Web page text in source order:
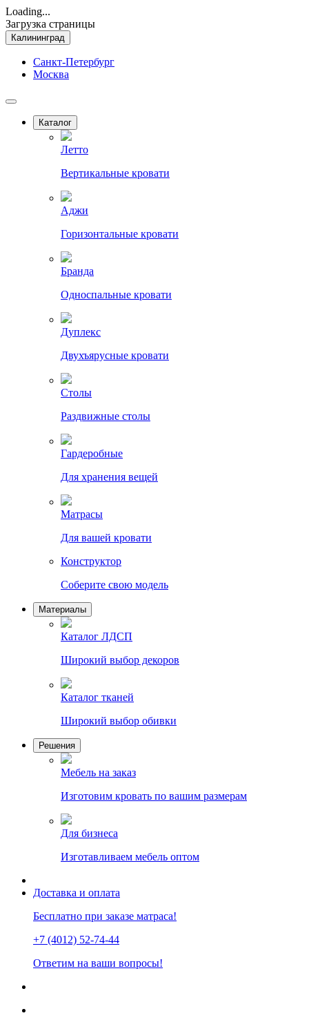
Loading...
Загрузка страницы
Калининград
Санкт-Петербург
Москва
Каталог
Летто
Вертикальные кровати
Аджи
Горизонтальные кровати
Бранда
Односпальные кровати
Дуплекс
Двухъярусные кровати
Столы
Раздвижные столы
Гардеробные
Для хранения вещей
Матрасы
Для вашей кровати
Конструктор
Соберите свою модель
Материалы
Каталог ЛДСП
Широкий выбор декоров
Каталог тканей
Широкий выбор обивки
Решения
Мебель на заказ
Изготовим кровать по вашим размерам
Для бизнеса
Изготавливаем мебель оптом
Доставка и оплата
Бесплатно при заказе матраса!
+7 (4012) 52-74-44
Ответим на ваши вопросы!